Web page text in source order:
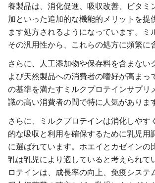
養製品は、消化促進、吸収改善、ビタミ
加といった追加的な機能的メリットを提
ます処方されるようになっています。ミ
その汎用性から、これらの処方に頻繁に
さらに、人工添加物や保存料を含まない
よび天然製品への消費者の嗜好が高まっ
の基準を満たすミルクプロテインサプリ
識の高い消費者の間で特に人気がありま
さらに、ミルクプロテインは消化しやす
的な吸収と利用を確保するために乳児用
に選ばれています。ホエイとカゼインの
乳は乳児により適していると考えられて
ロテインは、成長率の向上、免疫システ